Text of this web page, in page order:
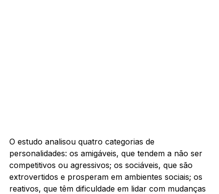
O estudo analisou quatro categorias de
personalidades: os amigáveis, que tendem a não ser
competitivos ou agressivos; os sociáveis, que são
extrovertidos e prosperam em ambientes sociais; os
reativos, que têm dificuldade em lidar com mudanças